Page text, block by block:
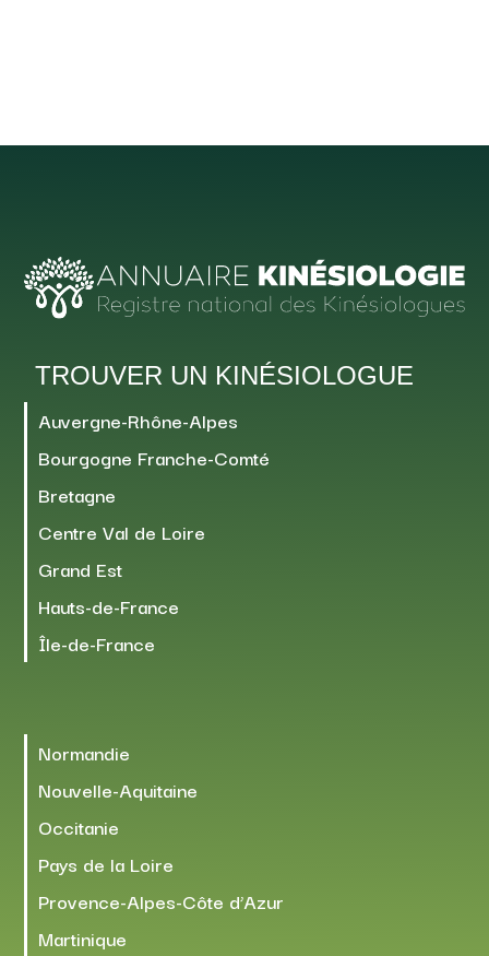
TROUVER UN KINÉSIOLOGUE
Auvergne-Rhône-Alpes
Bourgogne Franche-Comté
Bretagne
Centre Val de Loire
Grand Est
Hauts-de-France
Île-de-France
Normandie
Nouvelle-Aquitaine
Occitanie
Pays de la Loire
Provence-Alpes-Côte d’Azur
Martinique